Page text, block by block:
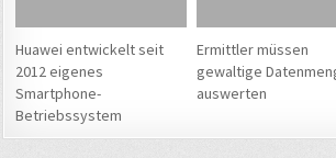
Huawei entwickelt seit
2012 eigenes
Smartphone-
Betriebssystem
Ermittler müssen
gewaltige
auswerten